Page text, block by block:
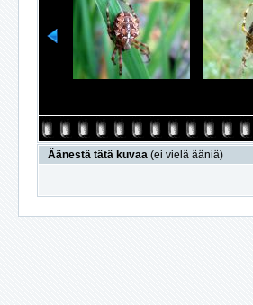
Äänestä tätä kuvaa (ei vielä ääniä)